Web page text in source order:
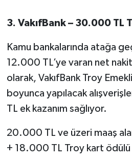
3. VakıfBank – 30.000 TL
Kamu bankalarında atağa
12.000 TL’ye varan net
olarak, VakıfBank Troy
boyunca yapılacak
TL ek kazanım sağlıyor.
20.000 TL ve üzeri maaş
+ 18.000 TL Troy kart
YAŞAM